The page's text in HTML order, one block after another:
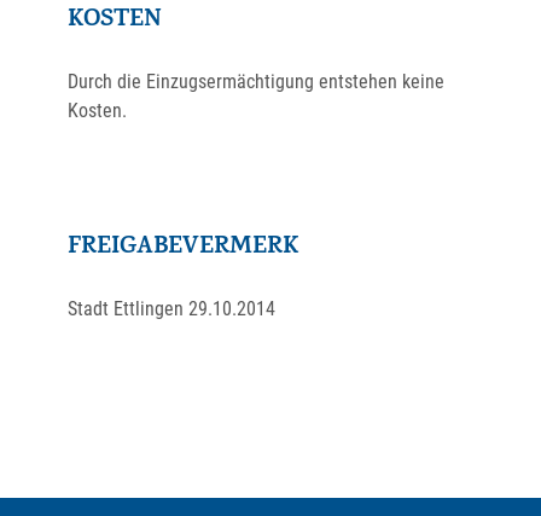
KOSTEN
Durch die Einzugsermächtigung entstehen keine
Kosten.
FREIGABEVERMERK
Stadt Ettlingen 29.10.2014